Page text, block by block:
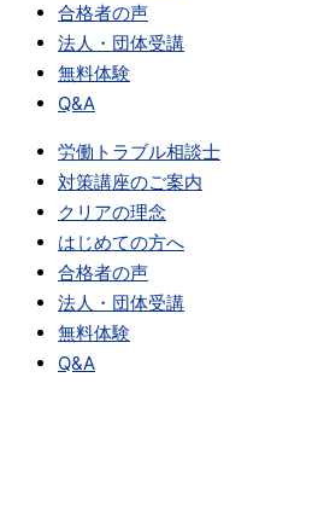
合格者の声
法人・団体受講
無料体験
Q&A
労働トラブル相談士
対策講座のご案内
クリアの理念
はじめての方へ
合格者の声
法人・団体受講
無料体験
Q&A